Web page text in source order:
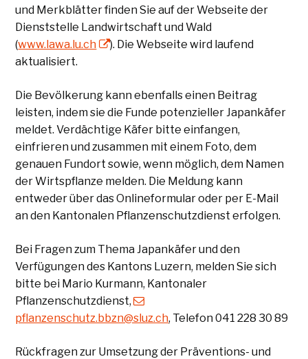
und Merkblätter finden Sie auf der Webseite der
Dienststelle Landwirtschaft und Wald
(www.lawa.lu.ch
). Die Webseite wird laufend
aktualisiert.
Die Bevölkerung kann ebenfalls einen Beitrag
leisten, indem sie die Funde potenzieller Japankäfer
meldet. Verdächtige Käfer bitte einfangen,
einfrieren und zusammen mit einem Foto, dem
genauen Fundort sowie, wenn möglich, dem Namen
der Wirtspflanze melden. Die Meldung kann
entweder über das Onlineformular oder per E-Mail
an den Kantonalen Pflanzenschutzdienst erfolgen.
Bei Fragen zum Thema Japankäfer und den
Verfügungen des Kantons Luzern, melden Sie sich
bitte bei Mario Kurmann, Kantonaler
Pflanzenschutzdienst,
pflanzenschutz.bbzn@sluz.ch, Telefon 041 228 30 89
Rückfragen zur Umsetzung der Präventions- und